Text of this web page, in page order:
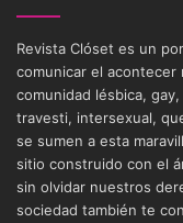
Revista Clóset es un
comunicar el acontecer
comunidad lésbica,
travesti, intersexual,
se sumen a esta
sitio construido con el
sin olvidar nuestros
sociedad también te